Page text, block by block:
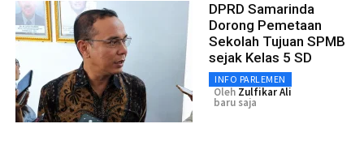
DPRD Samarinda
Dorong Pemetaan
Sekolah Tujuan SPMB
sejak Kelas 5 SD
INFO PARLEMEN
Oleh Zulfikar Ali
baru saja